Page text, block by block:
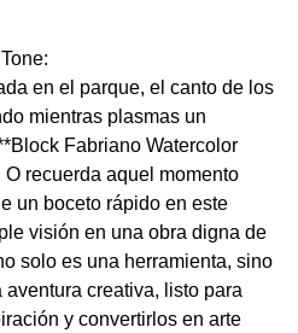
en el parque, el canto de los
mientras plasmas un
Fabriano Watercolor
recuerda aquel momento
un boceto rápido en este
visión en una obra digna de
solo es una herramienta, sino
creativa, listo para
y convertirlos en arte